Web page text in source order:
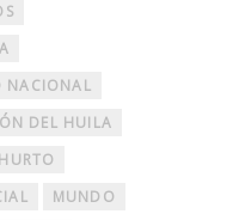
NACIONAL
DEL HUILA
HURTO
MUNDO